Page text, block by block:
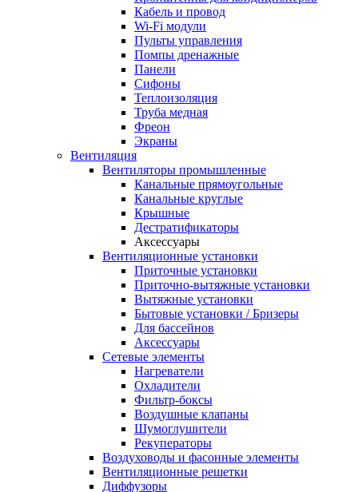
Кабель и провод
Wi-Fi модули
Пульты управления
Помпы дренажные
Панели
Сифоны
Теплоизоляция
Труба медная
Фреон
Экраны
Вентиляция
Вентиляторы промышленные
Канальные прямоугольные
Канальные круглые
Крышные
Дестратификаторы
Аксессуары
Вентиляционные установки
Приточные установки
Приточно-вытяжные установки
Вытяжные установки
Бытовые установки / Бризеры
Для бассейнов
Аксессуары
Сетевые элементы
Нагреватели
Охладители
Фильтр-боксы
Воздушные клапаны
Шумоглушители
Рекуператоры
Воздуховоды и фасонные элементы
Вентиляционные решетки
Диффузоры